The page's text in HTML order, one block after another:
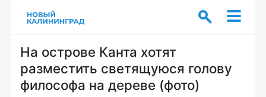
На острове Канта хотят
разместить светящуюся голову
философа на дереве (фото)